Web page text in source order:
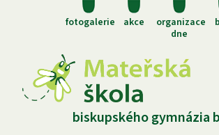
fotogalerie akce
organizace
dne
biskupského gymnázia